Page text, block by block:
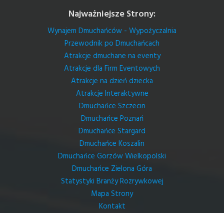
Najważniejsze Strony:
Wynajem Dmuchańców - Wypożyczalnia
Przewodnik po Dmuchańcach
Atrakcje dmuchane na eventy
Atrakcje dla Firm Eventowych
Atrakcje na dzień dziecka
Atrakcje Interaktywne
Dmuchańce Szczecin
Dmuchańce Poznań
Dmuchańce Stargard
Dmuchańce Koszalin
Dmuchańce Gorzów Wielkopolski
Dmuchańce Zielona Góra
Statystyki Branży Rozrywkowej
Mapa Strony
Kontakt